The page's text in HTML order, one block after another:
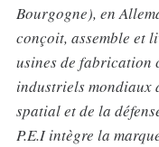
Bourgogne), en
conçoit, assemble et
usines de fabrication
industriels mondiaux
spatial et de la
P.E.I intègre la